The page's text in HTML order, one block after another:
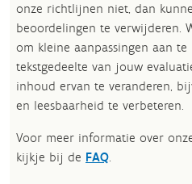
onze richtlijnen niet, dan
beoordelingen te verwijderen.
om kleine aanpassingen aan
tekstgedeelte van jouw
inhoud ervan te veranderen,
en leesbaarheid te verbeteren.​
Voor meer informatie over
kijkje bij de FAQ.